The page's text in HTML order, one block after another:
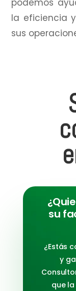
podemos
la eficiencia
sus
su
¿Estás
y
que